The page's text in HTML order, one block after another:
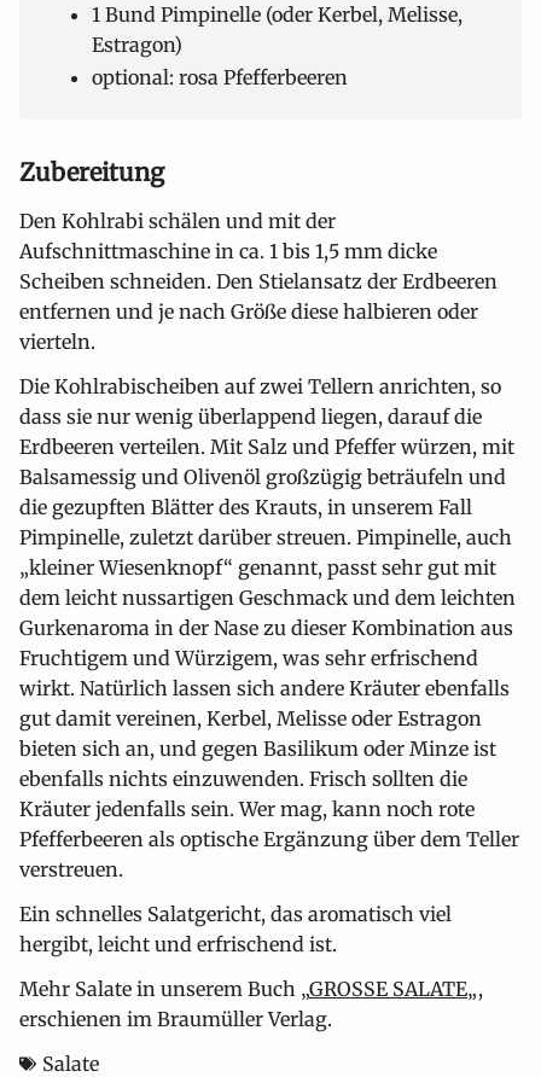
1 Bund Pimpinelle (oder Kerbel, Melisse,
Estragon)
optional: rosa Pfefferbeeren
Zubereitung
Den Kohlrabi schälen und mit der
Aufschnittmaschine in ca. 1 bis 1,5 mm dicke
Scheiben schneiden. Den Stielansatz der Erdbeeren
entfernen und je nach Größe diese halbieren oder
vierteln.
Die Kohlrabischeiben auf zwei Tellern anrichten, so
dass sie nur wenig überlappend liegen, darauf die
Erdbeeren verteilen. Mit Salz und Pfeffer würzen, mit
Balsamessig und Olivenöl großzügig beträufeln und
die gezupften Blätter des Krauts, in unserem Fall
Pimpinelle, zuletzt darüber streuen. Pimpinelle, auch
„kleiner Wiesenknopf“ genannt, passt sehr gut mit
dem leicht nussartigen Geschmack und dem leichten
Gurkenaroma in der Nase zu dieser Kombination aus
Fruchtigem und Würzigem, was sehr erfrischend
wirkt. Natürlich lassen sich andere Kräuter ebenfalls
gut damit vereinen, Kerbel, Melisse oder Estragon
bieten sich an, und gegen Basilikum oder Minze ist
ebenfalls nichts einzuwenden. Frisch sollten die
Kräuter jedenfalls sein. Wer mag, kann noch rote
Pfefferbeeren als optische Ergänzung über dem Teller
verstreuen.
Ein schnelles Salatgericht, das aromatisch viel
hergibt, leicht und erfrischend ist.
Mehr Salate in unserem Buch „GROSSE SALATE„,
erschienen im Braumüller Verlag.
Salate